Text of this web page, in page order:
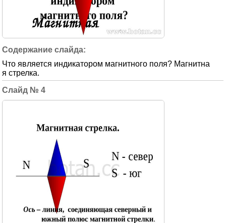
Что является индикатором магнитного поля? Магнитна
я стрелка.
4